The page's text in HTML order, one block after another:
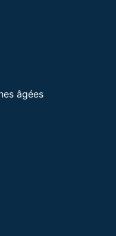
âgées